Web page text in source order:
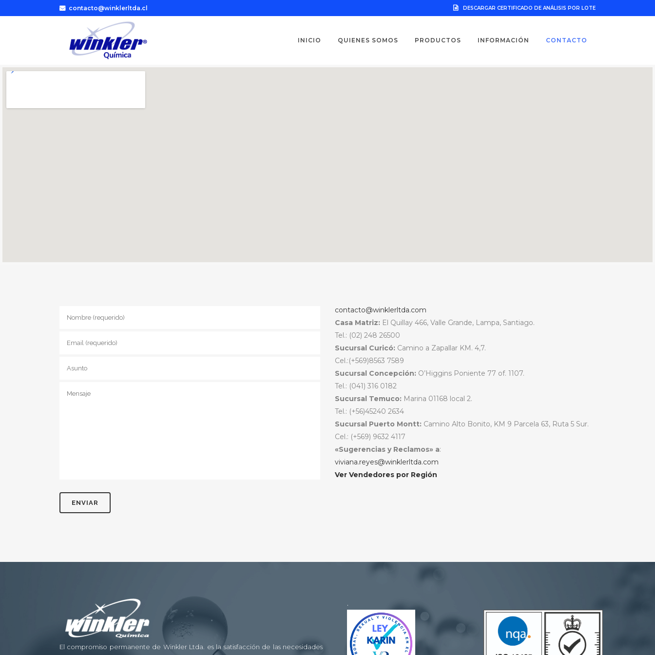
contacto@winklerltda.cl DESCARGAR CERTIFICADO DE ANÁLISIS POR LOTE
INICIO QUIENES SOMOS PRODUCTOS INFORMACIÓN CONTACTO
contacto@winklerltda.com
Casa Matriz: El Quillay 466, Valle Grande, Lampa, Santiago.
Tel.: (02) 248 26500
Sucursal Curicó: Camino a Zapallar KM. 4,7.
Cel.:(+569)8563 7589
Sucursal Concepción: O’Higgins Poniente 77 of. 1107.
Tel.: (041) 316 0182
Sucursal Temuco: Marina 01168 local 2.
Tel.: (+56)45240 2634
Sucursal Puerto Montt: Camino Alto Bonito, KM 9 Parcela 63, Ruta 5 Sur.
Cel.: (+569) 9632 4117
«Sugerencias y Reclamos» a:
viviana.reyes@winklerltda.com
Ver Vendedores por Región
El compromiso permanente de Winkler Ltda. es la satisfacción de las necesidades
.